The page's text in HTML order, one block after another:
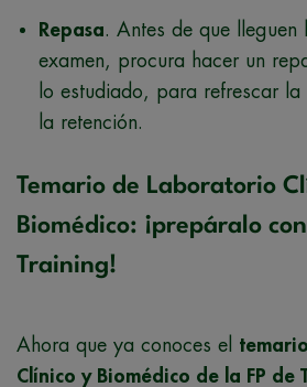
Repasa . Antes de que lleguen
examen, procura hacer un
lo estudiado, para refrescar
la retención.
Temario de Laboratorio
Biomédico: ¡prepáralo
Training!
Ahora que ya conoces el
Clínico y Biomédico de la FP de